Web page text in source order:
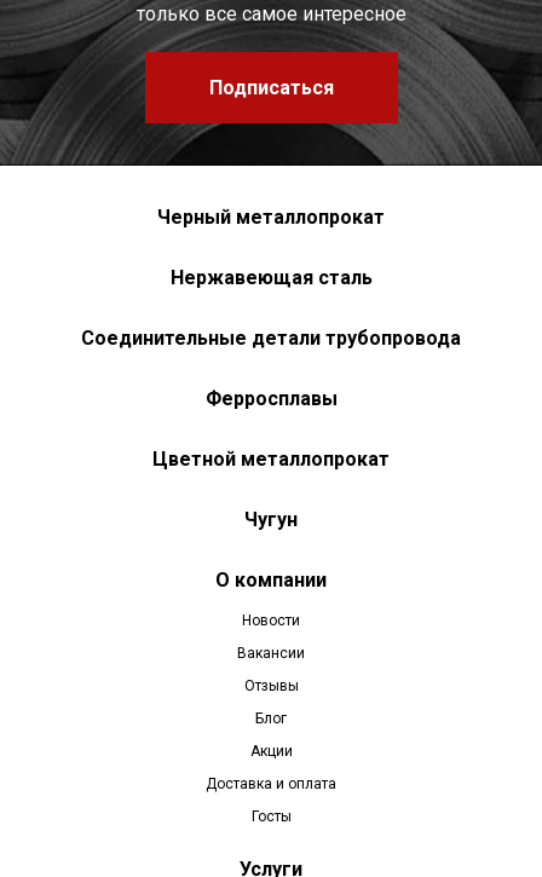
только все самое интересное
Подписаться
Черный металлопрокат
Нержавеющая сталь
Соединительные детали трубопровода
Ферросплавы
Цветной металлопрокат
Чугун
О компании
Новости
Вакансии
Отзывы
Блог
Акции
Доставка и оплата
Госты
Услуги